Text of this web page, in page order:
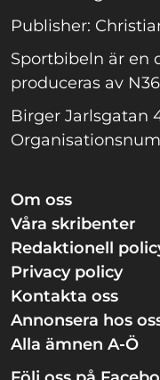
Publisher:
Sportbibeln är en
produceras av
Birger Jarlsgatan
Om oss
Våra skribenter
Redaktionell
Privacy policy
Kontakta oss
Annonsera hos
Alla ämnen A-Ö